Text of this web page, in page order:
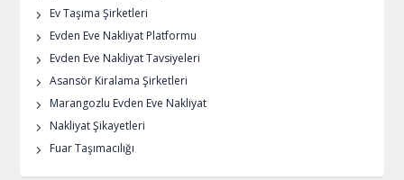
Ev Taşıma Şirketleri
Evden Eve Nakliyat Platformu
Evden Eve Nakliyat Tavsiyeleri
Asansör Kiralama Şirketleri
Marangozlu Evden Eve Nakliyat
Nakliyat Şikayetleri
Fuar Taşımacılığı